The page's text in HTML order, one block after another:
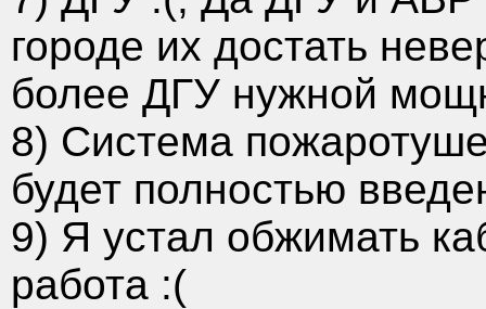
городе их достать
более ДГУ нужной
8) Система
будет полностью
9) Я устал обжимать
работа :(